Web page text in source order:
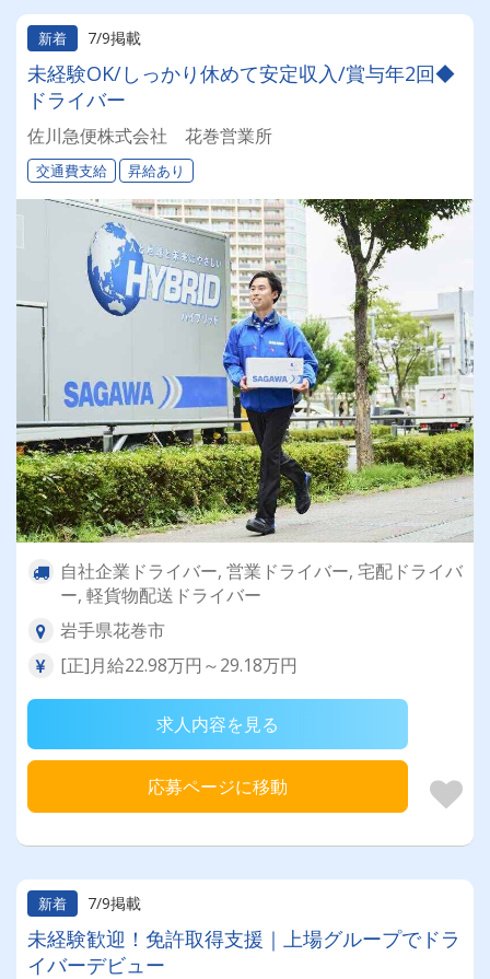
新着 7/9掲載
未経験OK/しっかり休めて安定収入/賞与年2回◆
ドライバー
佐川急便株式会社 花巻営業所
交通費支給 昇給あり
自社企業ドライバー, 営業ドライバー, 宅配ドライバ
ー, 軽貨物配送ドライバー
岩手県花巻市
[正]月給22.98万円～29.18万円
求人内容を見る
応募ページに移動
新着 7/9掲載
未経験歓迎！免許取得支援｜上場グループでドラ
イバーデビュー